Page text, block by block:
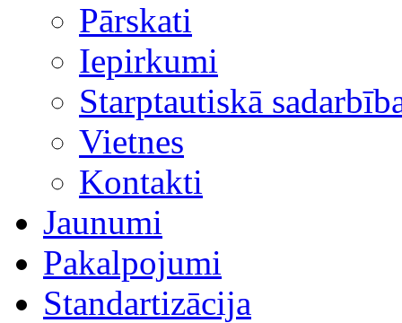
Pārskati
Iepirkumi
Starptautiskā
Vietnes
Kontakti
Jaunumi
Pakalpojumi
Standartizācija